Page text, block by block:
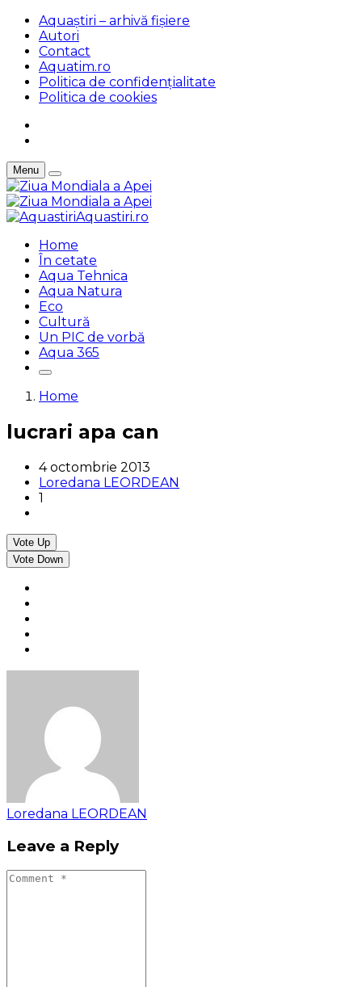
Aquaștiri – arhivă fișiere
Autori
Contact
Aquatim.ro
Politica de confidențialitate
Politica de cookies
Menu
Aquastiri.ro
Home
În cetate
Aqua Tehnica
Aqua Natura
Eco
Cultură
Un PIC de vorbă
Aqua 365
Home
lucrari apa can
4 octombrie 2013
Loredana LEORDEAN
1
Vote Up
Vote Down
Loredana LEORDEAN
Leave a Reply